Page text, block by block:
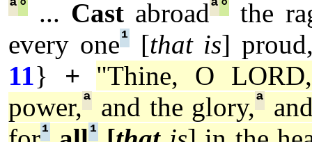
ª° ... Cast abroadª°
the
every one¹[that is]
11} + "Thine, O LORD,
power,ª and the glory,ª
¹ ¹